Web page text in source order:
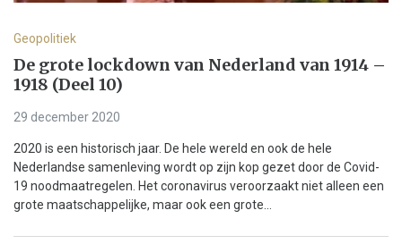
Geopolitiek
De grote lockdown van Nederland van 1914 –
1918 (Deel 10)
29 december 2020
2020 is een historisch jaar. De hele wereld en ook de hele
Nederlandse samenleving wordt op zijn kop gezet door de Covid-
19 noodmaatregelen. Het coronavirus veroorzaakt niet alleen een
grote maatschappelijke, maar ook een grote...